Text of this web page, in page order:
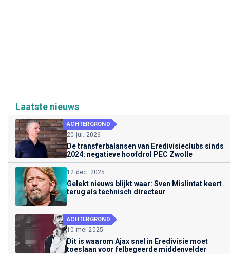
Laatste nieuws
ACHTERGROND
20 jul. 2026
De transferbalansen van Eredivisieclubs sinds
2024: negatieve hoofdrol PEC Zwolle
12 dec. 2025
Gelekt nieuws blijkt waar: Sven Mislintat keert
terug als technisch directeur
ACHTERGROND
10 mei 2025
Dit is waarom Ajax snel in Eredivisie moet
toeslaan voor felbegeerde middenvelder